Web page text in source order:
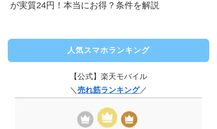
が実質24円！本当にお得？条件を解説
人気スマホランキング
【公式】楽天モバイル
＼ 売れ筋ランキング／